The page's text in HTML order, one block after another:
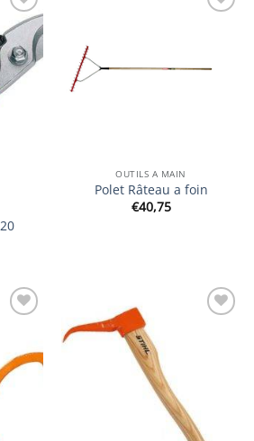
Ajouter
à la
OUTILS A MAIN
Polet Râteau a foin
€40,75
wishlist